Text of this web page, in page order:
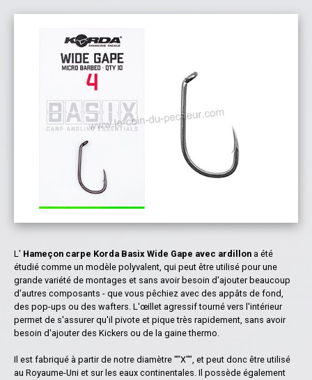
L' Hameçon carpe Korda Basix Wide Gape avec ardillon a été
étudié comme un modèle polyvalent, qui peut être utilisé pour une
grande variété de montages et sans avoir besoin d'ajouter beaucoup
d'autres composants - que vous pêchiez avec des appâts de fond,
des pop-ups ou des wafters. L'œillet agressif tourné vers l'intérieur
permet de s'assurer qu'il pivote et pique très rapidement, sans avoir
besoin d'ajouter des Kickers ou de la gaine thermo.
Il est fabriqué à partir de notre diamètre ""X"", et peut donc être utilisé
au Royaume-Uni et sur les eaux continentales. Il possède également